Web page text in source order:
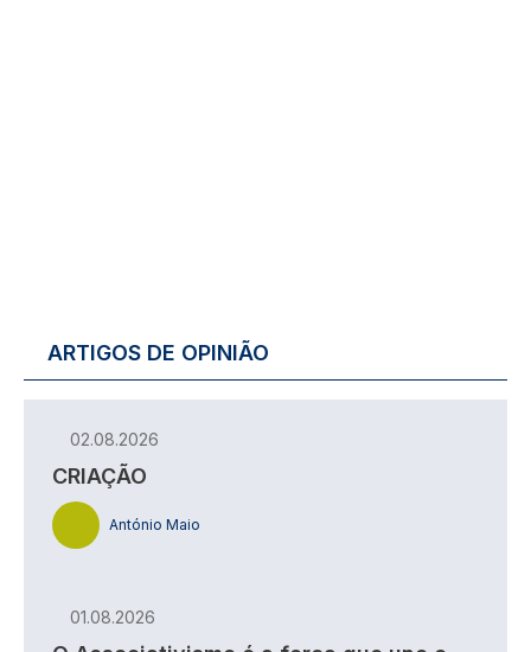
ARTIGOS DE OPINIÃO
02.08.2026
CRIAÇÃO
António Maio
01.08.2026